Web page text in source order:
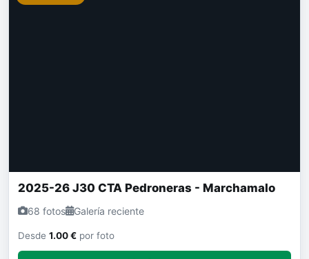
2025-26 J30 CTA Pedroneras - Marchamalo
68 fotos Galería reciente
Desde 1.00 € por foto